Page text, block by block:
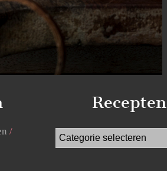
Recepten